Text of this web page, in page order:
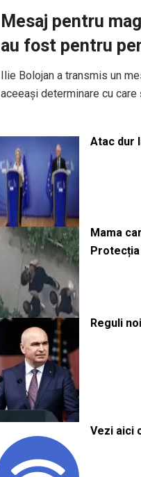
Mesaj pentru
au fost pentru
Ilie Bolojan a transmis un
aceeași determinare cu
Atac dur
Mama
Protecția
Reguli
Vezi aici